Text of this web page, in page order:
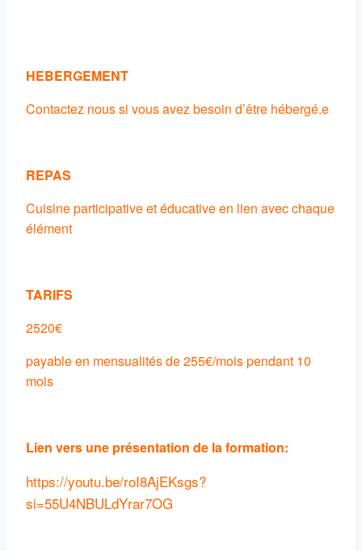
HEBERGEMENT
Contactez nous si vous avez besoin d’être hébergé.e
REPAS
Cuisine participative et éducative en lien avec chaque
élément
TARIFS
2520€
payable en mensualités de 255€/mois pendant 10
mois
Lien vers une présentation de la formation:
https://youtu.be/roI8AjEKsgs?
si=55U4NBULdYrar7OG